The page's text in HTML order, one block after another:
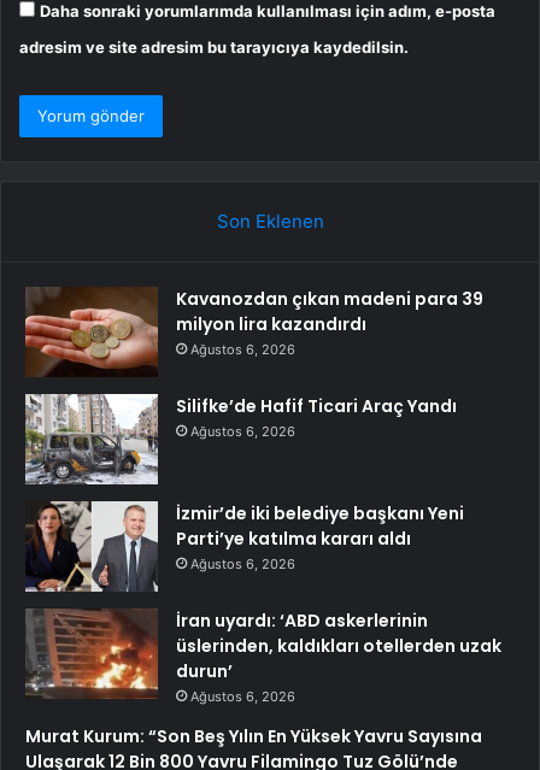
Daha sonraki yorumlarımda kullanılması için adım, e-posta
adresim ve site adresim bu tarayıcıya kaydedilsin.
Son Eklenen
Kavanozdan çıkan madeni para 39
milyon lira kazandırdı
Ağustos 6, 2026
Silifke’de Hafif Ticari Araç Yandı
Ağustos 6, 2026
İzmir’de iki belediye başkanı Yeni
Parti’ye katılma kararı aldı
Ağustos 6, 2026
İran uyardı: ‘ABD askerlerinin
üslerinden, kaldıkları otellerden uzak
durun’
Ağustos 6, 2026
Murat Kurum: “Son Beş Yılın En Yüksek Yavru Sayısına
Ulaşarak 12 Bin 800 Yavru Filamingo Tuz Gölü’nde